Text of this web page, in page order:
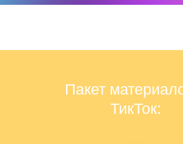
Пакет
ТикТок: